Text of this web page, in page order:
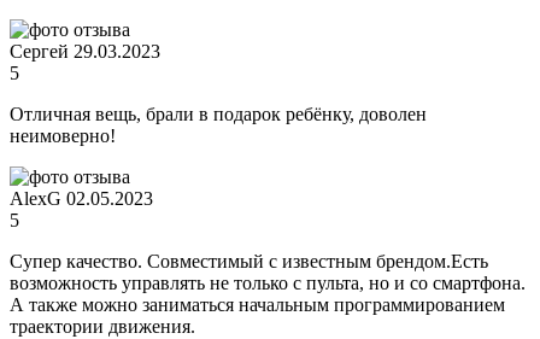
Сергей 29.03.2023
5
Отличная вещь, брали в подарок ребёнку, доволен
неимоверно!
AlexG 02.05.2023
5
Супер качество. Совместимый с известным брендом.Есть
возможность управлять не только с пульта, но и со смартфона.
А также можно заниматься начальным программированием
траектории движения.